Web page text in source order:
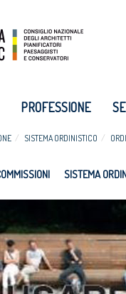
PROFESSIONE
SISTEMA ORDINISTICO
SISTEMA